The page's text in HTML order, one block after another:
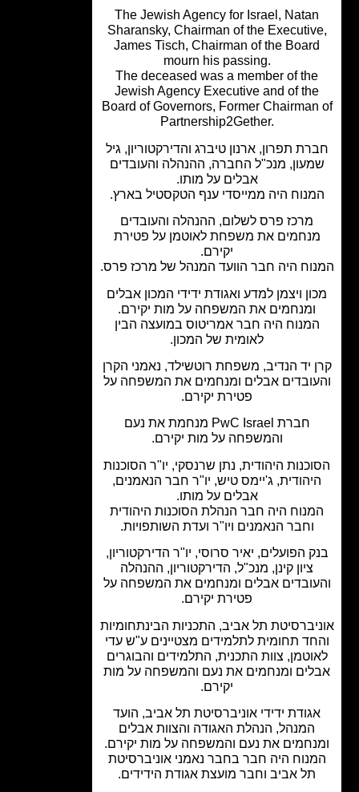
The Jewish Agency for Israel,
Sharansky, Chairman of the
James Tisch, Chairman of the
mourn his passing.
The deceased was a member of
Jewish Agency Executive and of
Board of Governors, Former
Partnership2Gether.
תפרון, ארנון טיברג והדירקטוריון, גיל
מנכ"ל החברה, ההנהלה והעובדים
אבלים על מותו.
היה ממייסדי ענף הטקסטיל בארץ.
מרכז פרס לשלום, ההנהלה והעובדים
את משפחת לאוטמן על פטירת
היה חבר הוועד המנהל של מרכז פרס.
ויצמן למדע ואגודת ידידי המכון אבלים
ומנחמים את המשפחה על מות יקירם.
היה חבר אמריטוס במועצה הבין
לאומית של המכון.
יד הנדיב, משפחת רוטשילד, נאמני הקרן
אבלים ומנחמים את המשפחה על
פטירת יקירם.
חברת PwC Israel מנחמת את נעם
והמשפחה על מות יקירם.
היהודית, נתן שרנסקי, יו"ר הסוכנות
ג'יימס טיש, יו"ר חבר הנאמנים,
אבלים על מותו.
היה חבר הנהלת הסוכנות היהודית
וחבר הנאמנים ויו"ר ועדת השותפויות.
הפועלים, יאיר סרוסי, יו"ר הדירקטוריון,
ציון קינן, מנכ"ל, הדירקטוריון, ההנהלה
אבלים ומנחמים את המשפחה על
פטירת יקירם.
תל אביב, התכניות הבינתחומיות
תחומית לתלמידים מצטיינים ע"ש עדי
צוות התכנית, התלמידים והבוגרים
ומנחמים את נעם והמשפחה על מות
ידידי אוניברסיטת תל אביב, הועד
המנהל, הנהלת האגודה והצוות אבלים
את נעם והמשפחה על מות יקירם.
היה חבר בחבר נאמני אוניברסיטת
תל אביב וחבר מועצת אגודת הידידים.